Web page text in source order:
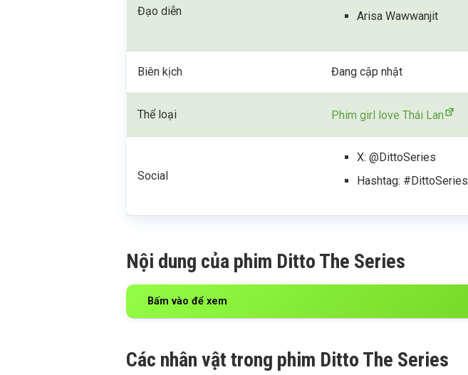
Đạo diễn
Arisa Wawwanjit
Biên kịch Đang cập nhật
Thể loại Phim girl love Thái Lan
Social
X: @DittoSeries
Hashtag: #DittoSeries
Nội dung của phim Ditto The Series
Bấm vào để xem
Các nhân vật trong phim Ditto The Series